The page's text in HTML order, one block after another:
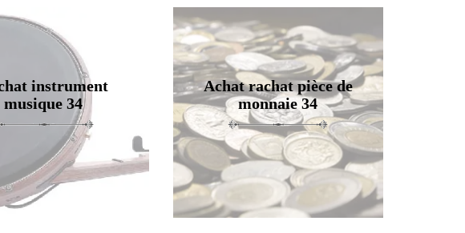
instrument
musique 34
Achat rachat pièce de
monnaie 34